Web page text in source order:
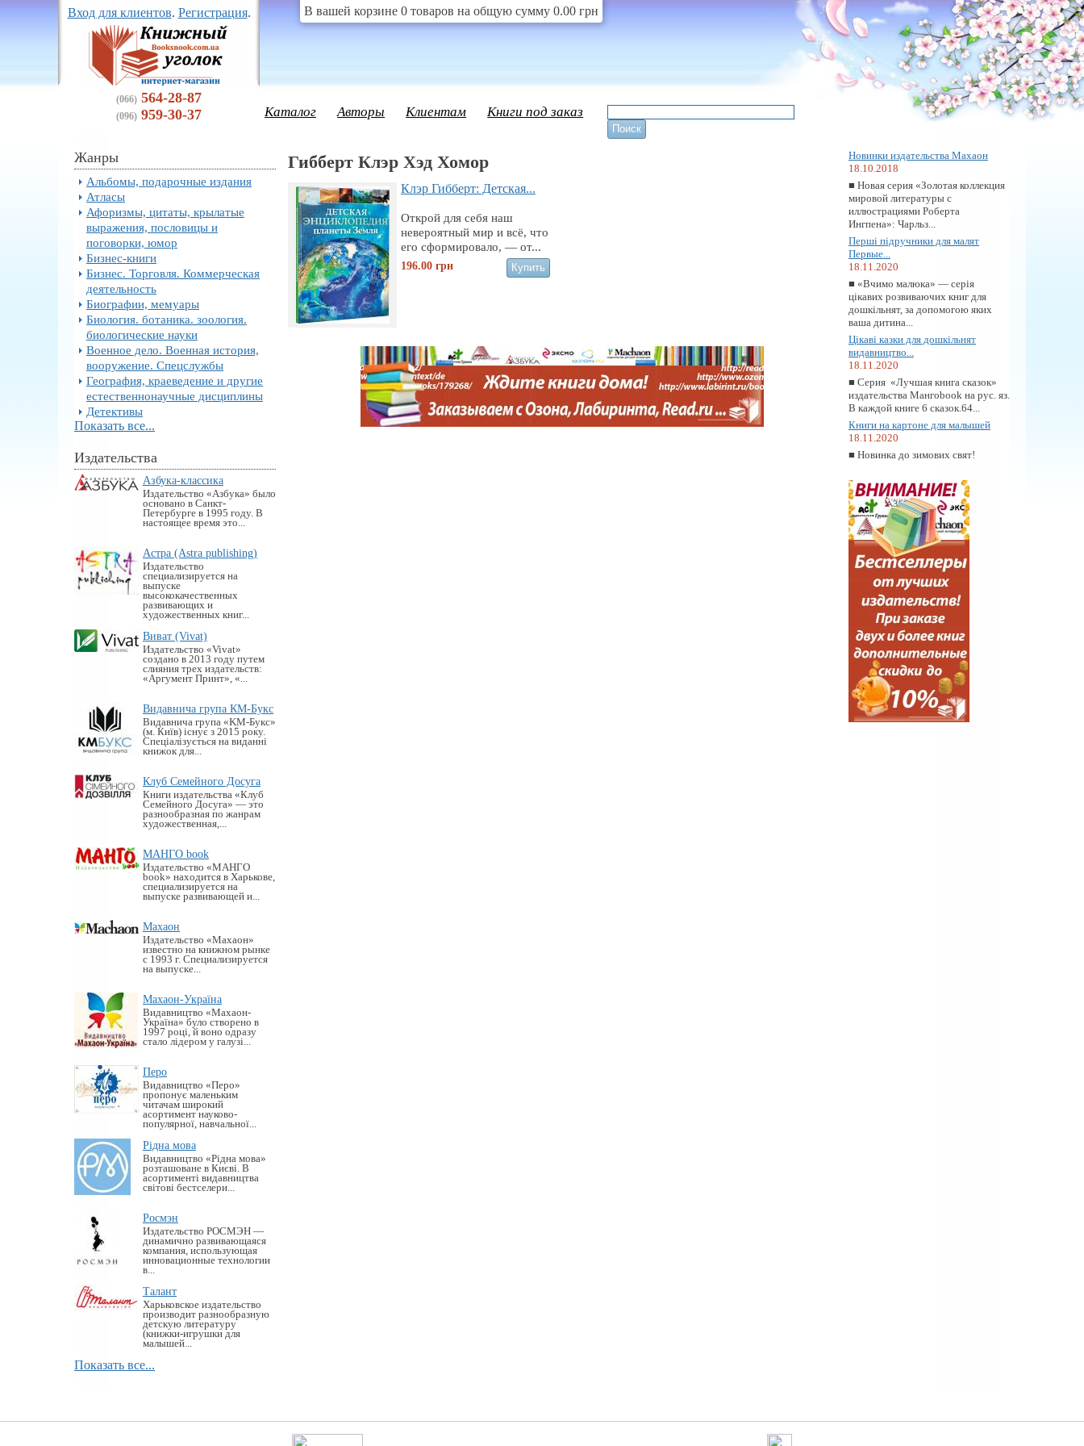
Вход для клиентов. Регистрация.
(066) 564-28-87
(096) 959-30-37
В вашей корзине 0 товаров на общую сумму 0.00 грн
Каталог Авторы Клиентам Книги под заказ
Жанры
Альбомы, подарочные издания
Атласы
Афоризмы, цитаты, крылатые
выражения, пословицы и
поговорки, юмор
Бизнес-книги
Бизнес. Торговля. Коммерческая
деятельность
Биографии, мемуары
Биология. ботаника. зоология.
биологические науки
Военное дело. Военная история,
вооружение. Спецслужбы
География, краеведение и другие
естественнонаучные дисциплины
Детективы
Показать все...
Издательства
Азбука-классика
Издательство «Азбука» было
основано в Санкт-
Петербурге в 1995 году. В
настоящее время это...
Астра (Astra publishing)
Издательство
специализируется на
выпуске
высококачественных
развивающих и
художественных книг...
Виват (Vivat)
Издательство «Vivat»
создано в 2013 году путем
слияния трех издательств:
«Аргумент Принт», «...
Видавнича група КМ-Букс
Видавнича група «KM-Букс»
(м. Київ) існує з 2015 року.
Спеціалізується на виданні
книжок для...
Клуб Семейного Досуга
Книги издательства «Клуб
Семейного Досуга» — это
разнообразная по жанрам
художественная,...
МАНГО book
Издательство «MАНГО
book» находится в Харькове,
специализируется на
выпуске развивающей и...
Махаон
Издательство «Махаон»
известно на книжном рынке
с 1993 г. Специализируется
на выпуске...
Махаон-Україна
Видавництво «Махаон-
Україна» було створено в
1997 році, й воно одразу
стало лідером у галузі...
Перо
Видавництво «Перо»
пропонує маленьким
читачам широкий
асортимент науково-
популярної, навчальної...
Рідна мова
Видавництво «Рідна мова»
розташоване в Києві. В
асортименті видавництва
світові бестселери...
Росмэн
Издательство РОСМЭН —
динамично развивающаяся
компания, использующая
инновационные технологии
в...
Талант
Харьковское издательство
производит разнообразную
детскую литературу
(книжки-игрушки для
малышей...
Показать все...
Новинки издательства Махаон
18.10.2018
■ Новая серия «Золотая коллекция
мировой литературы с
иллюстрациями Роберта
Ингпена»: Чарльз...
Перші підручники для малят
Первые...
18.11.2020
■ «Вчимо малюка» — серія
цікавих розвиваючих книг для
дошкільнят, за допомогою яких
ваша дитина...
Цікаві казки для дошкільнят
видавництво...
18.11.2020
■ Серия «Лучшая книга сказок»
издательства Мангоbook на рус. яз.
В каждой книге 6 сказок.64...
Книги на картоне для малышей
18.11.2020
■ Новинка до зимових свят!
Гибберт Клэр Хэд Хомор
Клэр Гибберт: Детская...
Открой для себя наш
невероятный мир и всё, что
его сформировало, — от...
196.00 грн